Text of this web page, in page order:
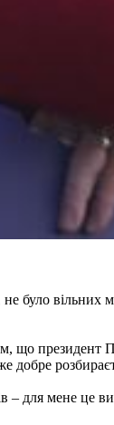
було
що
добре
– для мене